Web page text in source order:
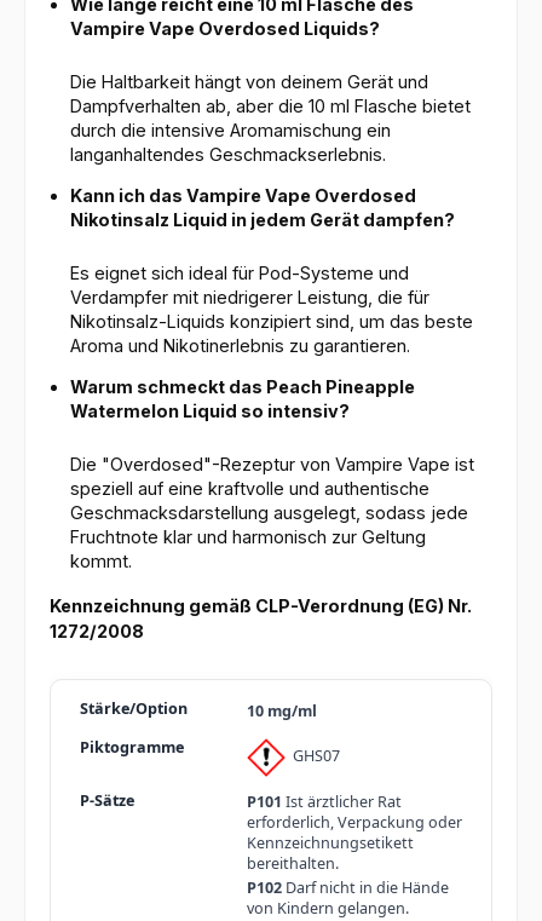
Wie lange reicht eine 10 ml Flasche des
Vampire Vape Overdosed Liquids?
Die Haltbarkeit hängt von deinem Gerät und
Dampfverhalten ab, aber die 10 ml Flasche bietet
durch die intensive Aromamischung ein
langanhaltendes Geschmackserlebnis.
Kann ich das Vampire Vape Overdosed
Nikotinsalz Liquid in jedem Gerät dampfen?
Es eignet sich ideal für Pod-Systeme und
Verdampfer mit niedrigerer Leistung, die für
Nikotinsalz-Liquids konzipiert sind, um das beste
Aroma und Nikotinerlebnis zu garantieren.
Warum schmeckt das Peach Pineapple
Watermelon Liquid so intensiv?
Die "Overdosed"-Rezeptur von Vampire Vape ist
speziell auf eine kraftvolle und authentische
Geschmacksdarstellung ausgelegt, sodass jede
Fruchtnote klar und harmonisch zur Geltung
kommt.
Kennzeichnung gemäß CLP-Verordnung (EG) Nr.
1272/2008
10 mg/ml
GHS07
P101 Ist ärztlicher Rat
erforderlich, Verpackung oder
Kennzeichnungsetikett
bereithalten.
P102Darf nicht in die Hände
von Kindern gelangen.